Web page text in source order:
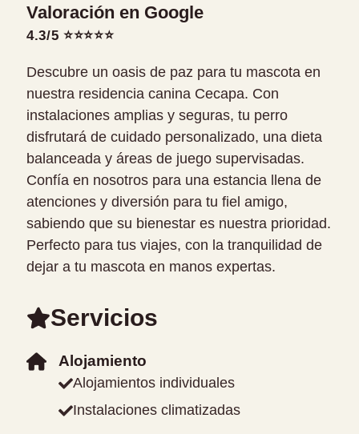
Valoración en Google
4.3/5 ⭐⭐⭐⭐⭐
Descubre un oasis de paz para tu mascota en
nuestra residencia canina Cecapa. Con
instalaciones amplias y seguras, tu perro
disfrutará de cuidado personalizado, una dieta
balanceada y áreas de juego supervisadas.
Confía en nosotros para una estancia llena de
atenciones y diversión para tu fiel amigo,
sabiendo que su bienestar es nuestra prioridad.
Perfecto para tus viajes, con la tranquilidad de
dejar a tu mascota en manos expertas.
Servicios
Alojamiento
Alojamientos individuales
Instalaciones climatizadas